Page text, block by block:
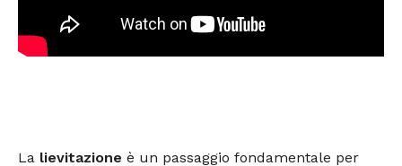
La lievitazione è un passaggio fondamentale per